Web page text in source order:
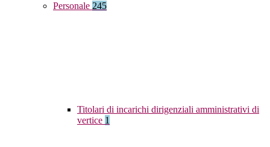
Personale 245
Titolari di incarichi dirigenziali amministrativi di
vertice 1